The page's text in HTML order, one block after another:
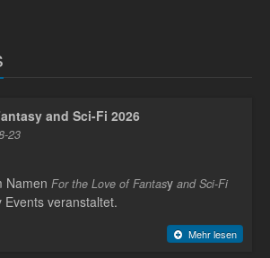
and Sci-Fi 2026
23
Namen For the Love of Fantasy and Sci-Fi
veranstaltet.
Mehr lesen